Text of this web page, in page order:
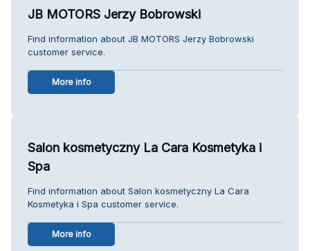
JB MOTORS Jerzy Bobrowski
Find information about JB MOTORS Jerzy Bobrowski
customer service.
More info
Salon kosmetyczny La Cara Kosmetyka i
Spa
Find information about Salon kosmetyczny La Cara
Kosmetyka i Spa customer service.
More info